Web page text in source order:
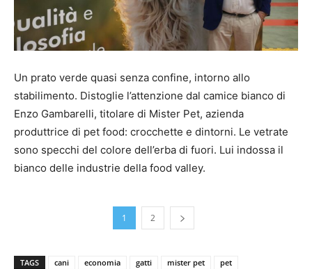
Un prato verde quasi senza confine, intorno allo
stabilimento. Distoglie l’attenzione dal camice bianco di
Enzo Gambarelli, titolare di Mister Pet, azienda
produttrice di pet food: crocchette e dintorni. Le vetrate
sono specchi del colore dell’erba di fuori. Lui indossa il
bianco delle industrie della food valley.
1 2
TAGS cani economia gatti mister pet
pet